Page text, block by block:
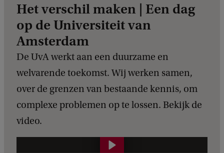
Het verschil maken | Een dag
op de Universiteit van
Amsterdam
De UvA werkt aan een duurzame en
welvarende toekomst. Wij werken samen,
over de grenzen van bestaande kennis, om
complexe problemen op te lossen. Bekijk de
video.